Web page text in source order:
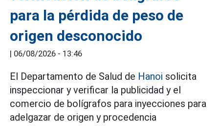
para la pérdida de peso de
origen desconocido
| 06/08/2026 - 13:46
El Departamento de Salud de Hanoi solicita
inspeccionar y verificar la publicidad y el
comercio de bolígrafos para inyecciones para
adelgazar de origen y procedencia